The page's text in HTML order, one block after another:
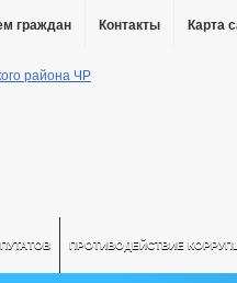
граждан Контакты Карта
ПРОТИВОДЕЙСТВИЕ